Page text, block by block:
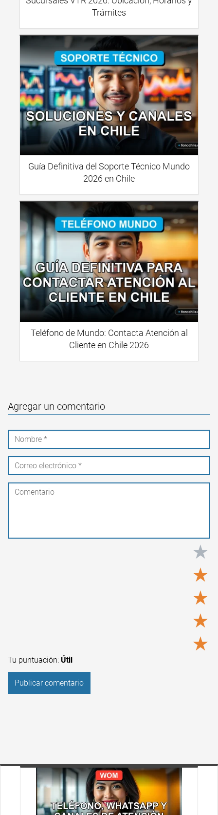
Trámites
Guía Definitiva del Soporte Técnico Mundo
2026 en Chile
Teléfono de Mundo: Contacta Atención al
Cliente en Chile 2026
Agregar un comentario
★
★
★
★
★
Tu puntuación: Útil